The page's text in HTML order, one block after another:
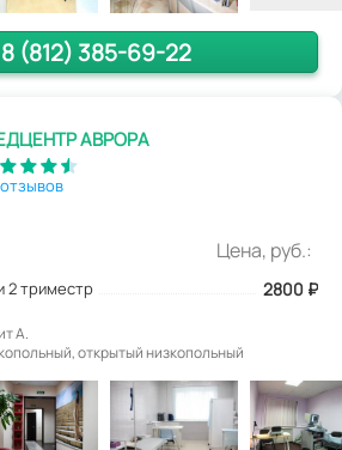
8 (812) 385-69-22
АВРОРА
Цена, руб.:
2 триместр 2800 ₽
А.
открытый низкопольный